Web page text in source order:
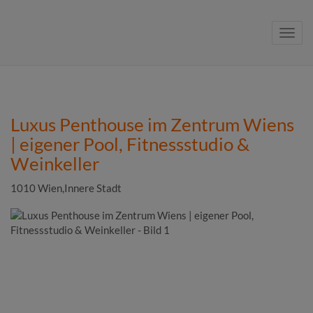
Luxus Penthouse im Zentrum Wiens
| eigener Pool, Fitnessstudio &
Weinkeller
1010 Wien,Innere Stadt